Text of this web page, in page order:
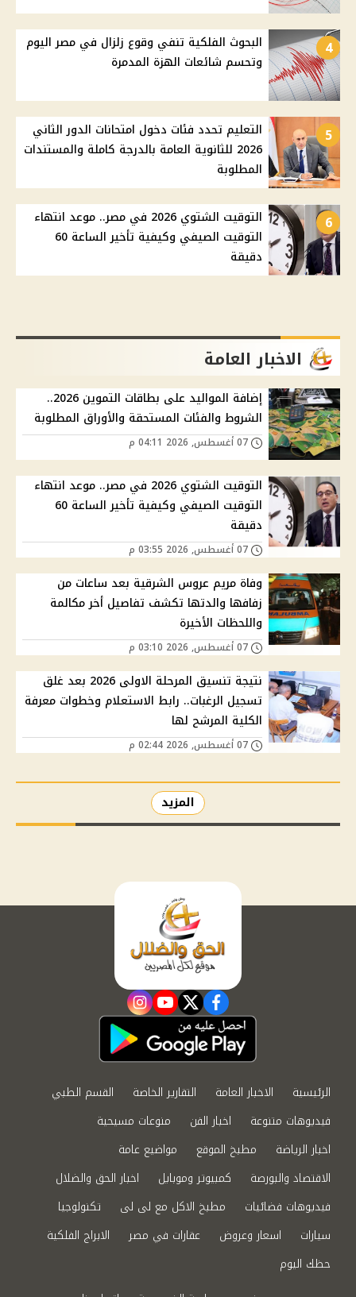
4
البحوث الفلكية تنفي وقوع زلزال في مصر اليوم
وتحسم شائعات الهزة المدمرة
5
التعليم تحدد فئات دخول امتحانات الدور الثاني
2026 للثانوية العامة بالدرجة كاملة والمستندات
المطلوبة
6
التوقيت الشتوي 2026 في مصر.. موعد انتهاء
التوقيت الصيفي وكيفية تأخير الساعة 60
دقيقة
الاخبار العامة
إضافة المواليد على بطاقات التموين 2026..
الشروط والفئات المستحقة والأوراق المطلوبة
التوقيت الشتوي 2026 في مصر.. موعد انتهاء
التوقيت الصيفي وكيفية تأخير الساعة 60
دقيقة
وفاة مريم عروس الشرقية بعد ساعات من
زفافها والدتها تكشف تفاصيل أخر مكالمة
واللحظات الأخيرة
نتيجة تنسيق المرحلة الاولى 2026 بعد غلق
تسجيل الرغبات.. رابط الاستعلام وخطوات معرفة
الكلية المرشح لها
المزيد
facebook
twitter
youtube
instagram
الرئيسية الاخبار العامة التقارير الخاصة
القسم الطبي
فيديوهات متنوعة
اخبار الفن
منوعات مسيحية
اخبار الرياضة
مطبخ الموقع
مواضيع عامة
الاقتصاد والبورصة
كمبيوتر وموبايل
اخبار الحق والضلال
فيديوهات فضائيات
مطبخ الاكل مع لى لى
تكنولوجيا
سيارات
اسعار وعروض عقارات في مصر
الابراج الفلكية
حظك اليوم